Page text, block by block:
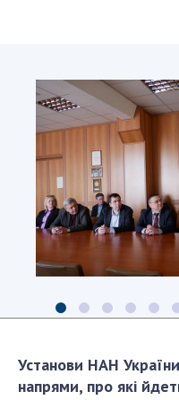
Установи НАН
напрями, про які